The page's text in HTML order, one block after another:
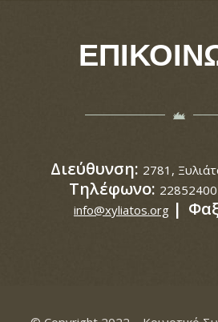
Διεύθυνση: 2781,
Τηλέφωνο: 22852400
info@xyliatos.org |